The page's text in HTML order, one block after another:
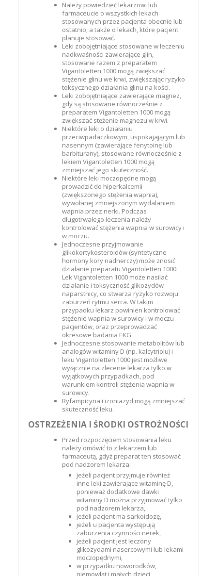
Należy powiedzieć lekarzowi lub
farmaceucie o wszystkich lekach
stosowanych przez pacjenta obecnie lub
ostatnio, a także o lekach, które pacjent
planuje stosować.
Leki zobojętniające stosowane w leczeniu
nadkwaśności zawierające glin,
stosowane razem z preparatem
Vigantoletten 1000 mogą zwiększać
stężenie glinu we krwi, zwiększając ryzyko
toksycznego działania glinu na kości.
Leki zobojętniające zawierające magnez,
gdy są stosowane równocześnie z
preparatem Vigantoletten 1000 mogą
zwiększać stężenie magnezu w krwi.
Niektóre leki o działaniu
przeciwpadaczkowym, uspokajającym lub
nasennym (zawierające fenytoinę lub
barbiturany), stosowane równocześnie z
lekiem Vigantoletten 1000 mogą
zmniejszać jego skuteczność.
Niektóre leki moczopędne mogą
prowadzić do hiperkalcemii
(zwiększonego stężenia wapnia),
wywołanej zmniejszonym wydalaniem
wapnia przez nerki. Podczas
długotrwałego leczenia należy
kontrolować stężenia wapnia w surowicy i
w moczu.
Jednoczesne przyjmowanie
glikokortykosteroidów (syntetyczne
hormony kory nadnerczy) może znosić
działanie preparatu Vigantoletten 1000.
Lek Vigantoletten 1000 może nasilać
działanie i toksyczność glikozydów
naparstnicy, co stwarza ryzyko rozwoju
zaburzeń rytmu serca. W takim
przypadku lekarz powinien kontrolować
stężenie wapnia w surowicy i w moczu
pacjentów, oraz przeprowadzać
okresowe badania EKG.
Jednoczesne stosowanie metabolitów lub
analogów witaminy D (np. kalcytriolu) i
leku Vigantoletten 1000 jest możliwe
wyłącznie na zlecenie lekarza tylko w
wyjątkowych przypadkach, pod
warunkiem kontroli stężenia wapnia w
surowicy.
Ryfampicyna i izoniazyd mogą zmniejszać
skuteczność leku.
OSTRZEŻENIA I ŚRODKI OSTROŻNOŚCI
Przed rozpoczęciem stosowania leku
należy omówić to z lekarzem lub
farmaceutą, gdyż preparat ten stosować
pod nadzorem lekarza:
jeżeli pacjent przyjmuje również
inne leki zawierające witaminę D,
ponieważ dodatkowe dawki
witaminy D można przyjmować tylko
pod nadzorem lekarza,
jeżeli pacjent ma sarkoidozę,
jeżeli u pacjenta występują
zaburzenia czynności nerek,
jeżeli pacjent jest leczony
glikozydami nasercowymi lub lekami
moczopędnymi,
w przypadku noworodków,
niemowląt i małych dzieci,